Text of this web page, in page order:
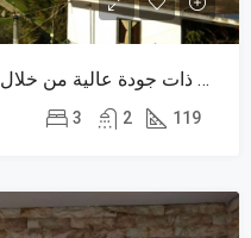
عش حياة ذات جودة عالية من خلال امتلاك منزل في اليونان الجميلة.
3 2 119